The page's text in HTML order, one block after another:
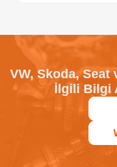
VW, Skoda, Seat
İlgili Bilgi